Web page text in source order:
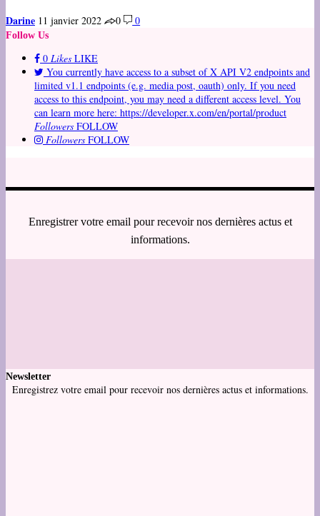
Darine 11 janvier 2022 0 0
Follow Us
0 Likes LIKE
You currently have access to a subset of X API V2 endpoints and
limited v1.1 endpoints (e.g. media post, oauth) only. If you need
access to this endpoint, you may need a different access level. You
can learn more here: https://developer.x.com/en/portal/product
Followers FOLLOW
Followers FOLLOW
Enregistrer votre email pour recevoir nos dernières actus et
informations.
Newsletter
Enregistrez votre email pour recevoir nos dernières actus et informations.